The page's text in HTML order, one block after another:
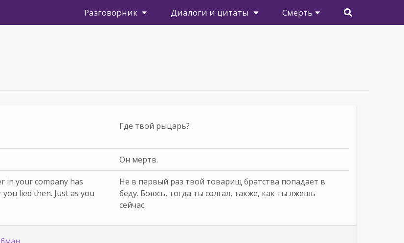
Разговорник Диалоги и цитаты Смерть
Где твой рыцарь?
Он мертв.
in your company has
lied then. Just as you
Не в первый раз твой товарищ братства попадает в
беду. Боюсь, тогда ты солгал, также, как ты лжешь
сейчас.